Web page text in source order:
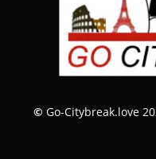
© Go-Citybreak.love